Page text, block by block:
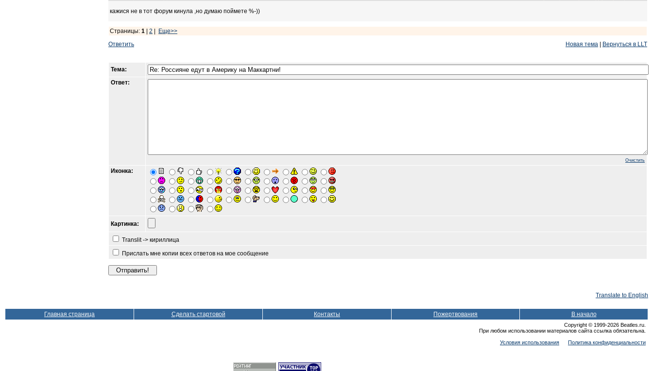
кажися не в тот форум кинула ,но думаю поймете %-))
Страницы: 1 2
Еще>>
Ответить
Новая тема Вернуться в LLT
Тема:
Ответ:
Очистить
Иконка:
Картинка:
Translit -> кириллица
Прислать мне копии всех ответов на мое сообщение
Translate to English
Главная страница Сделать стартовой Контакты Пожертвования В начало
Copyright © 1999-2026 Beatles.ru.
При любом использовании материалов сайта ссылка обязательна.
Условия использования
Политика конфиденциальности